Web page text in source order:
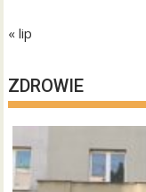
« lip
ZDROWIE